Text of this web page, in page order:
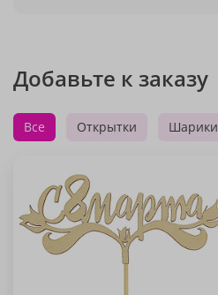
Добавьте к заказу
Все Открытки Шарики